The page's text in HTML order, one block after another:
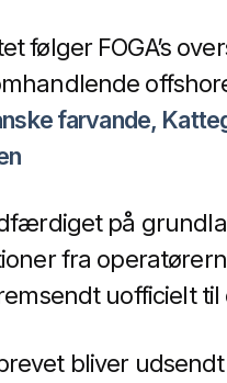
følger FOGA’s
farvande,
på
fra
uofficielt
bliver